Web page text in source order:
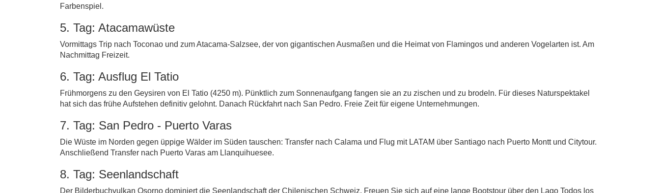
Farbenspiel.
5. Tag: Atacamawüste
Vormittags Trip nach Toconao und zum Atacama-Salzsee, der von gigantischen Ausmaßen und die Heimat von Flamingos und anderen Vogelarten ist. Am
Nachmittag Freizeit.
6. Tag: Ausflug El Tatio
Frühmorgens zu den Geysiren von El Tatio (4250 m). Pünktlich zum Sonnenaufgang fangen sie an zu zischen und zu brodeln. Für dieses Naturspektakel
hat sich das frühe Aufstehen definitiv gelohnt. Danach Rückfahrt nach San Pedro. Freie Zeit für eigene Unternehmungen.
7. Tag: San Pedro - Puerto Varas
Die Wüste im Norden gegen üppige Wälder im Süden tauschen: Transfer nach Calama und Flug mit LATAM über Santiago nach Puerto Montt und Citytour.
Anschließend Transfer nach Puerto Varas am Llanquihuesee.
8. Tag: Seenlandschaft
Der Bilderbuchvulkan Osorno dominiert die Seenlandschaft der Chilenischen Schweiz. Freuen Sie sich auf eine lange Bootstour über den Lago Todos los